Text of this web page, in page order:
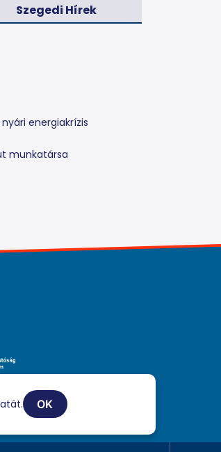
Szegedi Hírek
energiakrízis
munkatársa
támogatja.
OK